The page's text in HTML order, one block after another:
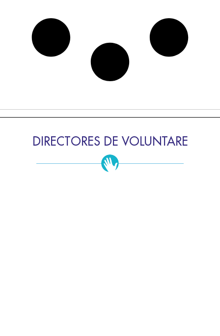
DIRECTORES DE VOLUNTARE